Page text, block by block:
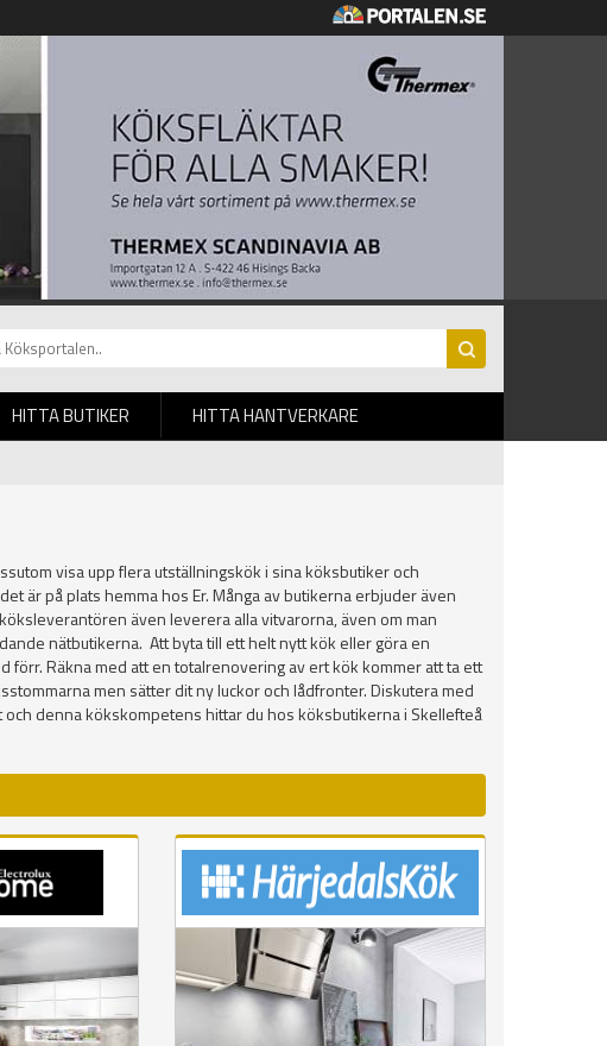
HITTA BUTIKER HITTA HANTVERKARE
visa upp flera utställningskök i sina köksbutiker och
är på plats hemma hos Er. Många av butikerna erbjuder även
även leverera alla vitvarorna, även om man
nätbutikerna. Att byta till ett helt nytt kök eller göra en
Räkna med att en totalrenovering av ert kök kommer att ta ett
men sätter dit ny luckor och lådfronter. Diskutera med
denna kökskompetens hittar du hos köksbutikerna i Skellefteå